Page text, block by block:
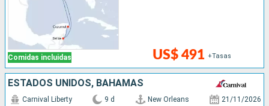
Comidas incluidas US$ 491 +Tasas
ESTADOS UNIDOS, BAHAMAS
Carnival Liberty 9 d New Orleans 21/11/2026